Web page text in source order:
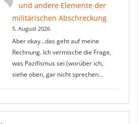
und andere Elemente der
militärischen Abschreckung
5. August 2026
Aber okay...das geht auf meine
Rechnung. Ich vermische die Frage,
was Pazifismus sei (worüber ich,
siehe oben, gar nicht sprechen…